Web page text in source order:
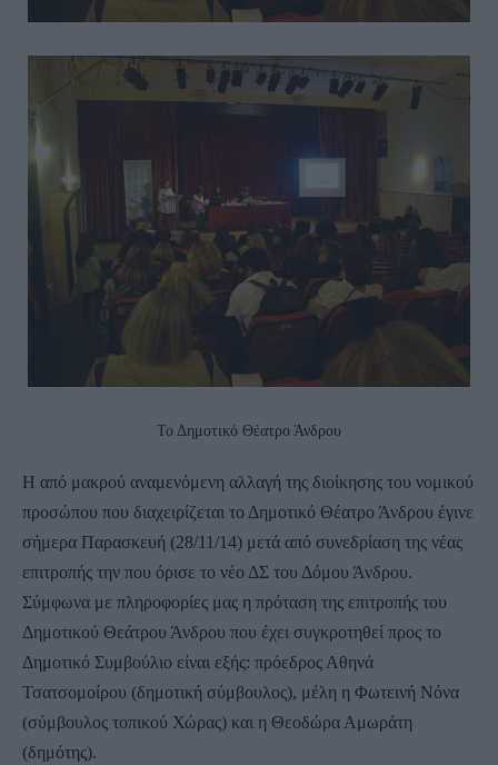
Το Δημοτικό Θέατρο Άνδρου
Η από μακρού αναμενόμενη αλλαγή της διοίκησης του νομικού
προσώπου που διαχειρίζεται το Δημοτικό Θέατρο Άνδρου έγινε
σήμερα Παρασκευή (28/11/14) μετά από συνεδρίαση της νέας
επιτροπής την που όρισε το νέο ΔΣ του Δόμου Άνδρου.
Σύμφωνα με πληροφορίες μας η πρόταση της επιτροπής του
Δημοτικού Θεάτρου Άνδρου που έχει συγκροτηθεί προς το
Δημοτικό Συμβούλιο είναι εξής: πρόεδρος Αθηνά
Τσατσομοίρου (δημοτική σύμβουλος), μέλη η Φωτεινή Νόνα
(σύμβουλος τοπικού Χώρας) και η Θεοδώρα Αμωράτη
(δημότης).